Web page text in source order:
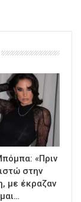
«Πριν
στην
με έκραζαν